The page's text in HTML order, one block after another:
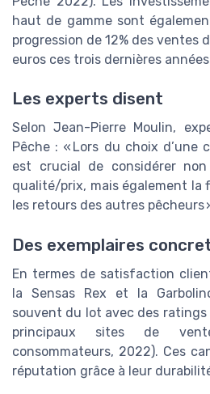
haut de gamme sont
progression de 12% des ventes
euros ces trois dernières
Les experts disent
Selon Jean-Pierre Moulin,
Pêche : « Lors du choix d’une
est crucial de considérer
qualité/prix, mais également la
les retours des autres pêcheurs
Des exemplaires
En termes de satisfaction
la Sensas Rex et la
souvent du lot avec des
principaux sites de
consommateurs, 2022). Ces
réputation grâce à leur